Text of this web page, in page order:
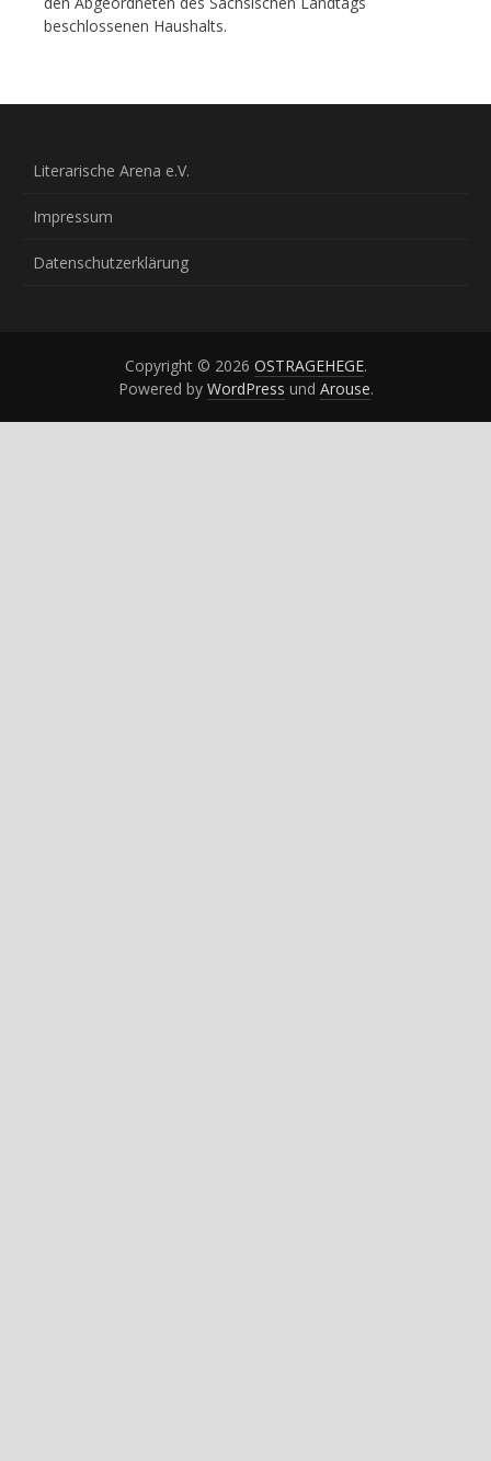
beschlossenen Haushalts.
Literarische Arena e.V.
Impressum
Datenschutzerklärung
Copyright © 2026 OSTRAGEHEGE.
Powered by WordPress und Arouse.